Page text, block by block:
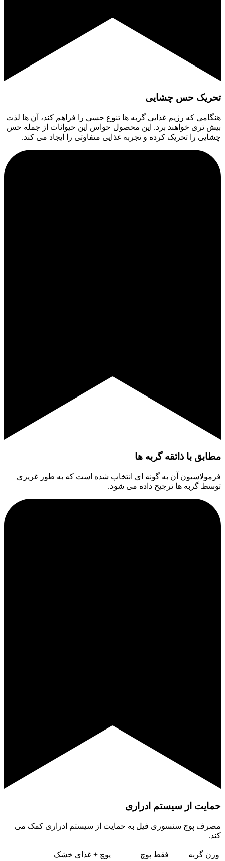
تحریک حس چشایی
هنگامی که رژیم غذایی گربه ها تنوع حسی را فراهم کند، آن ها لذت
بیش تری خواهند برد. این محصول حواس این حیوانات از جمله حس
چشایی را تحریک کرده و تجربه غذایی متفاوتی را ایجاد می کند.
مطابق با ذائقه گربه ها
فرمولاسیون آن به گونه ای انتخاب شده است که به طور غریزی
توسط گربه ها ترجیح داده می شود.
حمایت از سیستم ادراری
مصرف پوچ سنسوری فیل به حمایت از سیستم ادراری کمک می
کند.
وزن گربه فقط پوچ
پوچ + غذای خشک